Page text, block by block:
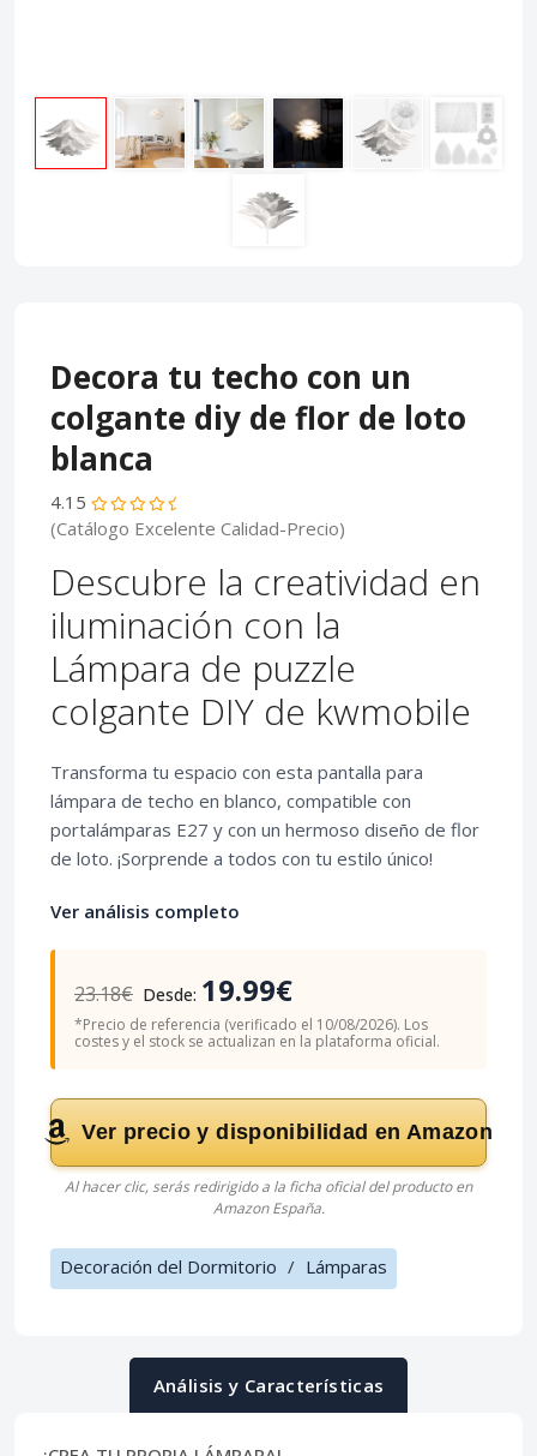
Decora tu techo con un
colgante diy de flor de loto
blanca
4.15
(Catálogo Excelente Calidad-Precio)
Descubre la creatividad en
iluminación con la
Lámpara de puzzle
colgante DIY de kwmobile
Transforma tu espacio con esta pantalla para
lámpara de techo en blanco, compatible con
portalámparas E27 y con un hermoso diseño de flor
de loto. ¡Sorprende a todos con tu estilo único!
Ver análisis completo
23.18€ Desde: 19.99€
*Precio de referencia (verificado el 10/08/2026). Los
costes y el stock se actualizan en la plataforma oficial.
Ver precio y disponibilidad en Amazon
Al hacer clic, serás redirigido a la ficha oficial del producto en
Amazon España.
Decoración del Dormitorio / Lámparas
Análisis y Características